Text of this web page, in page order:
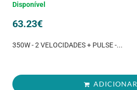
Disponível
63.23€
350W - 2 VELOCIDADES + PULSE -...
ADICIONAR